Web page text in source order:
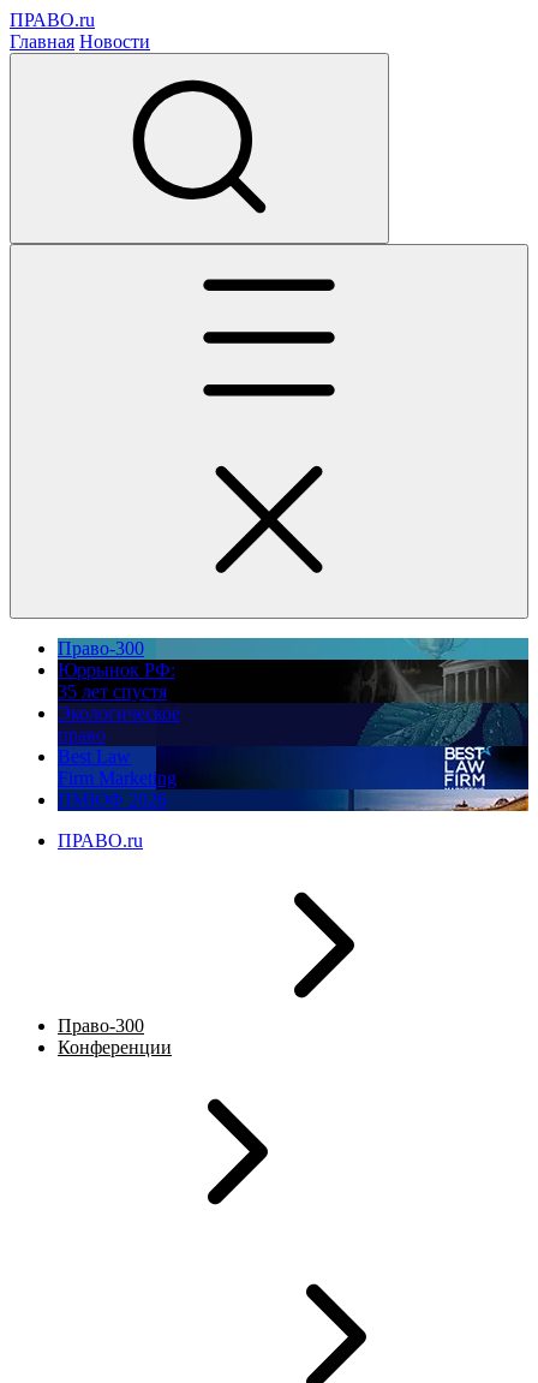
ПРАВО.ru
Главная Новости
Право-300
Юррынок РФ:
35 лет спустя
Экологическое
право
Best Law
Firm Marketing
ПМЮФ 2026
ПРАВО.ru
Право-300
Конференции